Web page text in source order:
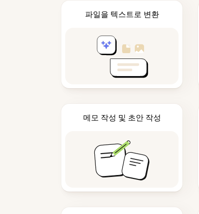
파일을 텍스트로 변환
메모 작성 및 초안 작성